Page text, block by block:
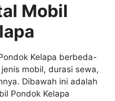
Mobil
Kelapa berbeda-
mobil, durasi sewa,
Dibawah ini adalah
Pondok Kelapa